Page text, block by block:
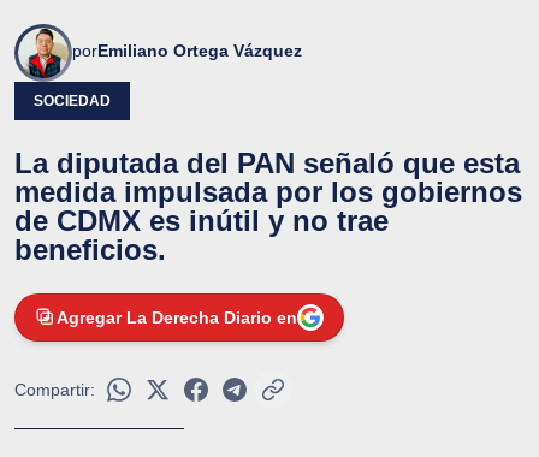
porEmiliano Ortega Vázquez
SOCIEDAD
La diputada del PAN señaló que esta
medida impulsada por los gobiernos
de CDMX es inútil y no trae
beneficios.
Agregar La Derecha Diario en
Compartir: